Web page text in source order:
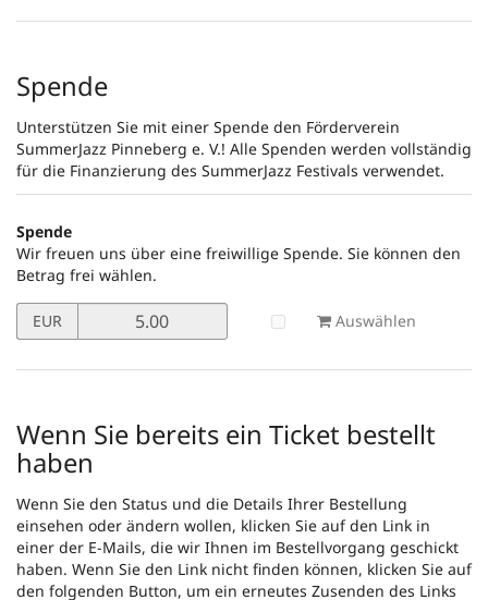
Spende
Unterstützen Sie mit einer Spende den Förderverein
SummerJazz Pinneberg e. V.! Alle Spenden werden vollständig
für die Finanzierung des SummerJazz Festivals verwendet.
Spende
Wir freuen uns über eine freiwillige Spende. Sie können den
Betrag frei wählen.
Preis
in
setzen
EUR Auswählen
Wenn Sie bereits ein Ticket bestellt
haben
Wenn Sie den Status und die Details Ihrer Bestellung
einsehen oder ändern wollen, klicken Sie auf den Link in
einer der E-Mails, die wir Ihnen im Bestellvorgang geschickt
haben. Wenn Sie den Link nicht finden können, klicken Sie auf
den folgenden Button, um ein erneutes Zusenden des Links